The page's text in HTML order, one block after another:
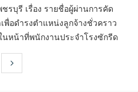
ชรบุรี เรื่อง รายชื่อผู้ผ่านการคัด
พื่อดำรงตำแหน่งลูกจ้างชั่วคราว
นหน้าที่พนักงานประจำโรงซักรีด